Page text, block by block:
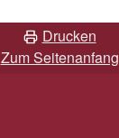
Drucken
Zum Seitenanfang